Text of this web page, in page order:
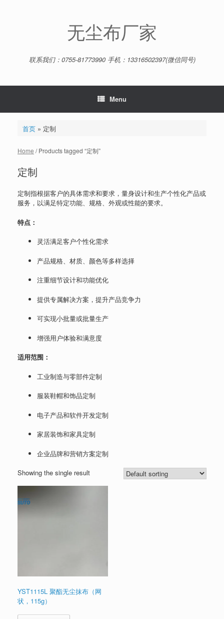
无尘布厂家
联系我们：0755-81773990 手机：13316502397(微信同号)
Menu
首页» 定制
Home / Products tagged “定制”
定制
定制指根据客户的具体需求和要求，量身设计和生产个性化产品或
服务，以满足特定功能、规格、外观或性能的要求。
特点：
灵活满足客户个性化需求
产品规格、材质、颜色等多样选择
注重细节设计和功能优化
提供专属解决方案，提升产品竞争力
可实现小批量或批量生产
增强用户体验和满意度
适用范围：
工业制造与零部件定制
服装鞋帽和饰品定制
电子产品和软件开发定制
家居装饰和家具定制
企业品牌和营销方案定制
Showing the single result
YST1115L 聚酯无尘抹布（网
状，115g）